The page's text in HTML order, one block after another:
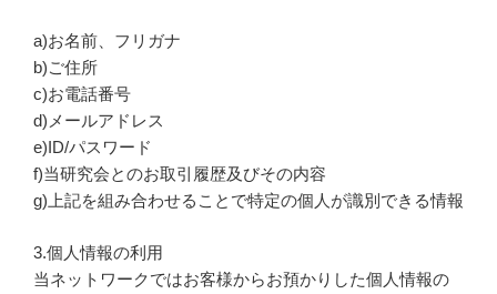
a)お名前、フリガナ
b)ご住所
c)お電話番号
d)メールアドレス
e)ID/パスワード
f)当研究会とのお取引履歴及びその内容
g)上記を組み合わせることで特定の個人が識別できる情報
3.個人情報の利用
当ネットワークではお客様からお預かりした個人情報の